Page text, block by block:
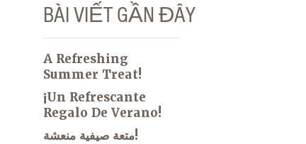
BÀI VIẾT GẦN ĐÂY
A Refreshing
Summer Treat!
¡Un Refrescante
Regalo De Verano!
متعة صيفية منعشة!